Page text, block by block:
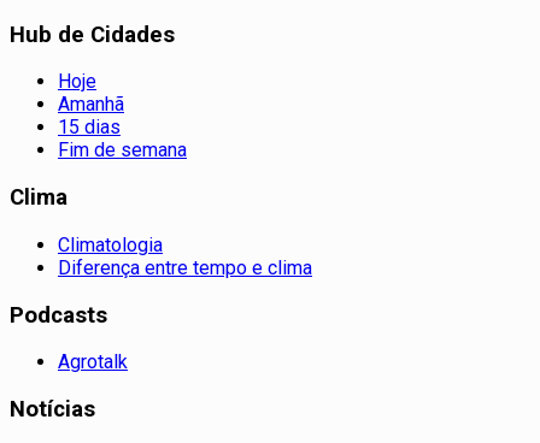
Hub de Cidades
Hoje
Amanhã
15 dias
Fim de semana
Clima
Climatologia
Diferença entre tempo e clima
Podcasts
Agrotalk
Notícias